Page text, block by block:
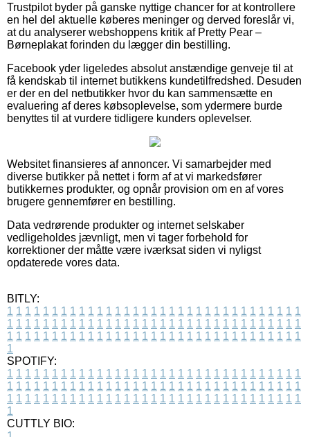
Trustpilot byder på ganske nyttige chancer for at kontrollere
en hel del aktuelle køberes meninger og derved foreslår vi,
at du analyserer webshoppens kritik af Pretty Pear –
Børneplakat forinden du lægger din bestilling.
Facebook yder ligeledes absolut anstændige genveje til at
få kendskab til internet butikkens kundetilfredshed. Desuden
er der en del netbutikker hvor du kan sammensætte en
evaluering af deres købsoplevelse, som ydermere burde
benyttes til at vurdere tidligere kunders oplevelser.
Websitet finansieres af annoncer. Vi samarbejder med
diverse butikker på nettet i form af at vi markedsfører
butikkernes produkter, og opnår provision om en af vores
brugere gennemfører en bestilling.
Data vedrørende produkter og internet selskaber
vedligeholdes jævnligt, men vi tager forbehold for
korrektioner der måtte være iværksat siden vi nyligst
opdaterede vores data.
BITLY:
1 1 1 1 1 1 1 1 1 1 1 1 1 1 1 1 1 1 1 1 1 1 1 1 1 1 1 1 1 1 1 1 1
1 1 1 1 1 1 1 1 1 1 1 1 1 1 1 1 1 1 1 1 1 1 1 1 1 1 1 1 1 1 1 1 1
1 1 1 1 1 1 1 1 1 1 1 1 1 1 1 1 1 1 1 1 1 1 1 1 1 1 1 1 1 1 1 1 1
1
SPOTIFY:
1 1 1 1 1 1 1 1 1 1 1 1 1 1 1 1 1 1 1 1 1 1 1 1 1 1 1 1 1 1 1 1 1
1 1 1 1 1 1 1 1 1 1 1 1 1 1 1 1 1 1 1 1 1 1 1 1 1 1 1 1 1 1 1 1 1
1 1 1 1 1 1 1 1 1 1 1 1 1 1 1 1 1 1 1 1 1 1 1 1 1 1 1 1 1 1 1 1 1
1
CUTTLY BIO: